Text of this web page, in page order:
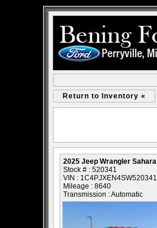
Return to Inventory «
2025 Jeep Wrangler Sahara
Stock # : 520341
VIN : 1C4PJXEN4SW520341
Mileage : 8640
Transmission : Automatic